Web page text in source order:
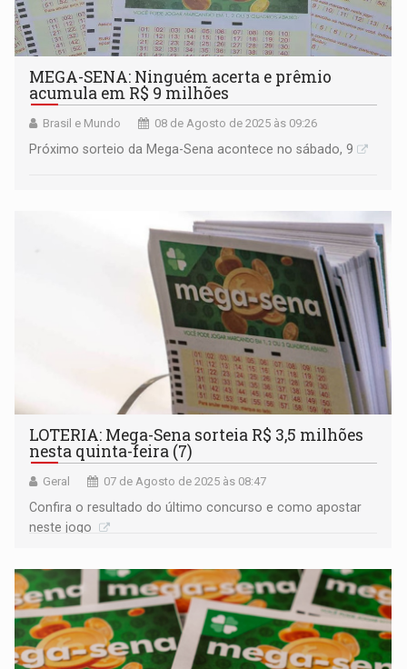
MEGA-SENA: Ninguém acerta e prêmio
acumula em R$ 9 milhões
Brasil e Mundo 08 de Agosto de 2025 às 09:26
Próximo sorteio da Mega-Sena acontece no sábado, 9
LOTERIA: Mega-Sena sorteia R$ 3,5 milhões
nesta quinta-feira (7)
Geral 07 de Agosto de 2025 às 08:47
Confira o resultado do último concurso e como apostar
neste jogo